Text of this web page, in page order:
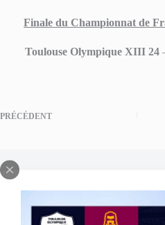
Finale du Championnat de
Toulouse Olympique XIII 24
PRÉCÉDENT
Publications similaires